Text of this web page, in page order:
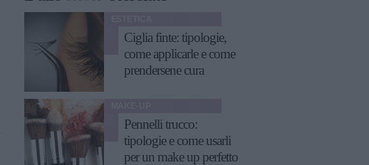
Ciglia finte: tipologie,
come applicarle e come
prendersene cura
Pennelli trucco:
tipologie e come usarli
per un make up perfetto